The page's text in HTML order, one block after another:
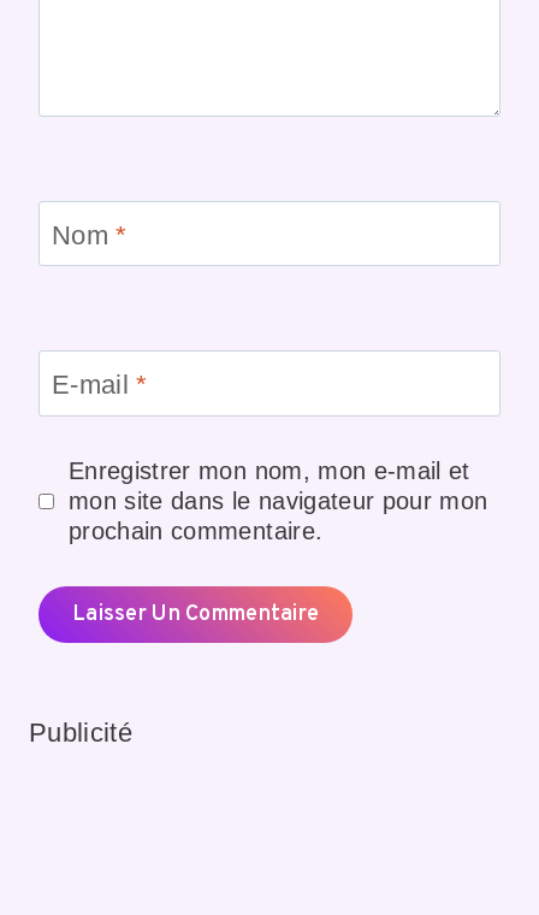
Nom*
E-mail*
Enregistrer mon nom, mon e-mail et
mon site dans le navigateur pour mon
prochain commentaire.
Publicité